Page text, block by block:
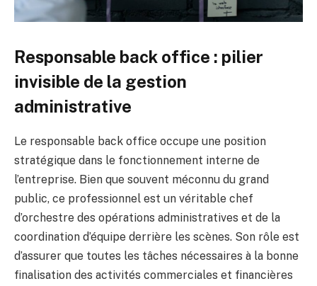
Responsable back office : pilier
invisible de la gestion
administrative
Le responsable back office occupe une position
stratégique dans le fonctionnement interne de
l’entreprise. Bien que souvent méconnu du grand
public, ce professionnel est un véritable chef
d’orchestre des opérations administratives et de la
coordination d’équipe derrière les scènes. Son rôle est
d’assurer que toutes les tâches nécessaires à la bonne
finalisation des activités commerciales et financières